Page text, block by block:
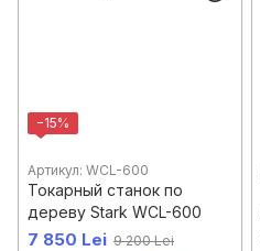
−15%
Артикул: WCL-600
Токарный станок по
дереву Stark WCL-600
7 850 Lei 9 200 Lei